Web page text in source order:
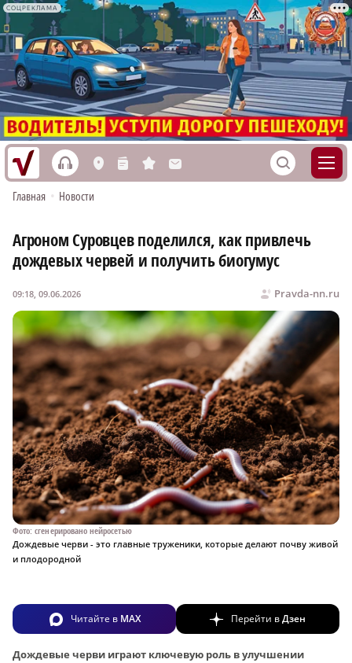
СОЦРЕКЛАМА
h L n s M S
Главная • Новости
Агроном Суровцев поделился, как привлечь
дождевых червей и получить биогумус
Pravda-nn.ru
09:18, 09.06.2026
Фото: сгенерировано нейросетью
Дождевые черви - это главные труженики, которые делают почву живой
и плодородной
Читайте в MAX Перейти вДзен
Дождевые черви играют ключевую роль в улучшении